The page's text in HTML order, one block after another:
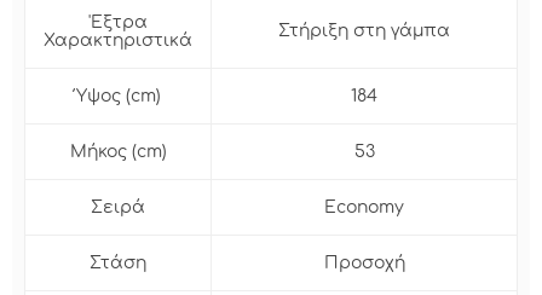
'Εξτρα
Χαρακτηριστικά
Στήριξη στη γάμπα
Ύψος (cm) 184
Μήκος (cm) 53
Σειρά Econοmy
Στάση Προσοχή